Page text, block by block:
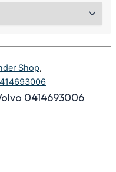
Shop,
0414693006